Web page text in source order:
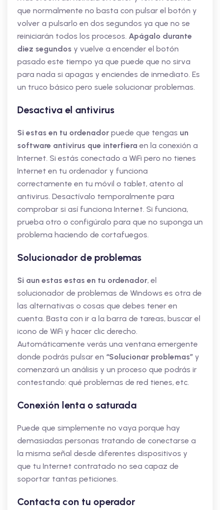
que normalmente no basta con pulsar el botón y
volver a pulsarlo en dos segundos ya que no se
reiniciarán todos los procesos. Apágalo durante
diez segundos y vuelve a encender el botón
pasado este tiempo ya que puede que no sirva
para nada si apagas y enciendes de inmediato. Es
un truco básico pero suele solucionar problemas.
Desactiva el antivirus
Si estas en tu ordenador puede que tengas un
software antivirus que interfiera en la conexión a
Internet. Si estás conectado a WiFi pero no tienes
Internet en tu ordenador y funciona
correctamente en tu móvil o tablet, atento al
antivirus. Desactívalo temporalmente para
comprobar si así funciona Internet. Si funciona,
prueba otro o configúralo para que no suponga un
problema haciendo de cortafuegos.
Solucionador de problemas
Si aun estas estas en tu ordenador, el
solucionador de problemas de Windows es otra de
las alternativas o cosas que debes tener en
cuenta. Basta con ir a la barra de tareas, buscar el
icono de WiFi y hacer clic derecho.
Automáticamente verás una ventana emergente
donde podrás pulsar en “Solucionar problemas” y
comenzará un análisis y un proceso que podrás ir
contestando: qué problemas de red tienes, etc.
Conexión lenta o saturada
Puede que simplemente no vaya porque hay
demasiadas personas tratando de conectarse a
la misma señal desde diferentes dispositivos y
que tu Internet contratado no sea capaz de
soportar tantas peticiones.
Contacta con tu operador